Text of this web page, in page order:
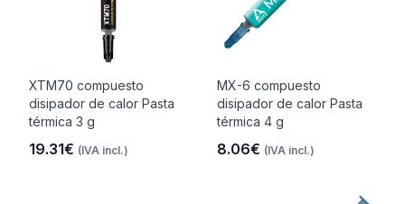
XTM70 compuesto
disipador de calor Pasta
térmica 3 g
19.31€ (IVA incl.)
MX-6 compuesto
disipador de calor Pasta
térmica 4 g
8.06€ (IVA incl.)